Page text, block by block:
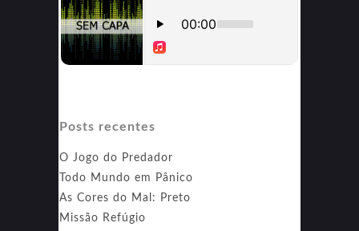
Posts recentes
O Jogo do Predador
Todo Mundo em Pânico
As Cores do Mal: Preto
Missão Refúgio